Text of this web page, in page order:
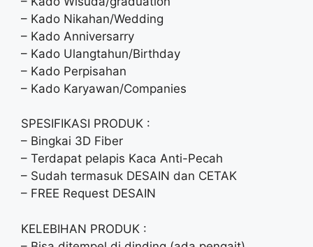
– Kado Nikahan/Wedding
– Kado Anniversarry
– Kado Ulangtahun/Birthday
– Kado Perpisahan
– Kado Karyawan/Companies
SPESIFIKASI PRODUK :
– Bingkai 3D Fiber
– Terdapat pelapis Kaca Anti-Pecah
– Sudah termasuk DESAIN dan CETAK
– FREE Request DESAIN
KELEBIHAN PRODUK :